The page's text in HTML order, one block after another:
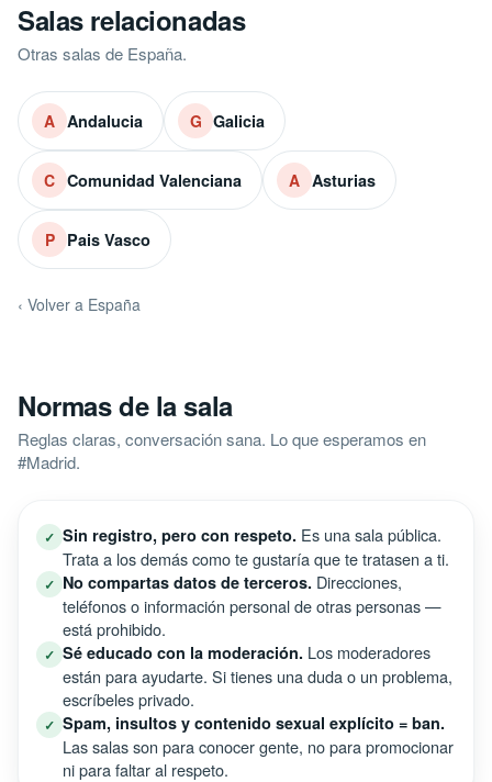
Salas relacionadas
Otras salas de España.
A Andalucia G Galicia
C Comunidad Valenciana A Asturias
P Pais Vasco
‹ Volver a España
Normas de la sala
Reglas claras, conversación sana. Lo que esperamos en
#Madrid.
✓ Sin registro, pero con respeto. Es una sala pública.
Trata a los demás como te gustaría que te tratasen a ti.
✓ No compartas datos de terceros. Direcciones,
teléfonos o información personal de otras personas —
está prohibido.
✓ Sé educado con la moderación. Los moderadores
están para ayudarte. Si tienes una duda o un problema,
escríbeles privado.
✓ Spam, insultos y contenido sexual explícito = ban.
Las salas son para conocer gente, no para promocionar
ni para faltar al respeto.